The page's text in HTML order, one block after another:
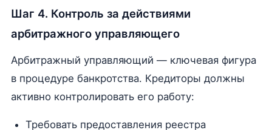
Шаг 4. Контроль за действиями
арбитражного управляющего
Арбитражный управляющий — ключевая фигура
в процедуре банкротства. Кредиторы должны
активно контролировать его работу:
Требовать предоставления реестра